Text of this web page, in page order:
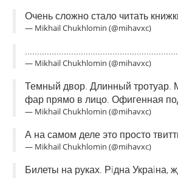
Очень сложно стало читать
— Mikhail Chukhlomin (@mihavxc)
— Mikhail Chukhlomin (@mihavxc)
Темный двор. Длинный тротуар.
фар прямо в лицо. Офигенная
— Mikhail Chukhlomin (@mihavxc)
А на самом деле это просто
— Mikhail Chukhlomin (@mihavxc)
Билеты на руках. Рiдна Украiна,